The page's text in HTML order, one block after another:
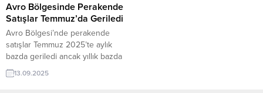
Avro Bölgesinde Perakende
Satışlar Temmuz’da Geriledi
Avro Bölgesi’nde perakende
satışlar Temmuz 2025’te aylık
bazda geriledi ancak yıllık bazda
artış kaydedildi. Eurostat’ın öncü
verilerine göre, Temmuz 2025’te
13.09.2025